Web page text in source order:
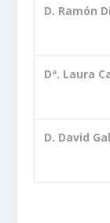
D. Ramón
Dª. Laura
D. David